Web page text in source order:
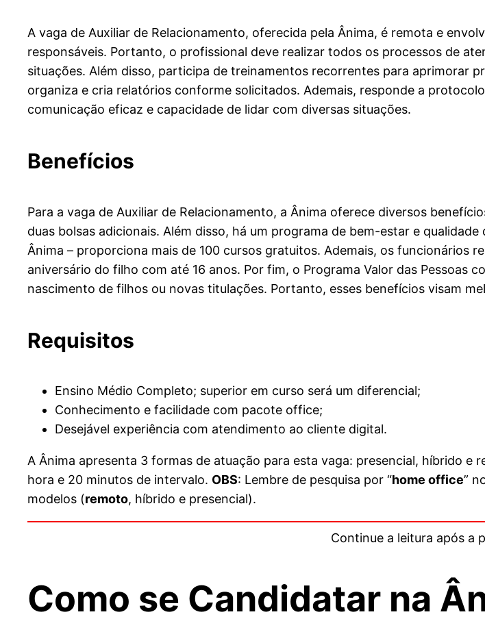
A vaga de Auxiliar de Relacionamento, oferecida pela Ânima, é remota e
responsáveis. Portanto, o profissional deve realizar todos os processos de
situações. Além disso, participa de treinamentos recorrentes para aprimorar
organiza e cria relatórios conforme solicitados. Ademais, responde a
comunicação eficaz e capacidade de lidar com diversas situações.
Benefícios
Para a vaga de Auxiliar de Relacionamento, a Ânima oferece diversos
duas bolsas adicionais. Além disso, há um programa de bem-estar e
Ânima – proporciona mais de 100 cursos gratuitos. Ademais, os funcionários
aniversário do filho com até 16 anos. Por fim, o Programa Valor das Pessoas
nascimento de filhos ou novas titulações. Portanto, esses benefícios visam
Requisitos
Ensino Médio Completo; superior em curso será um diferencial;
Conhecimento e facilidade com pacote office;
Desejável experiência com atendimento ao cliente digital.
A Ânima apresenta 3 formas de atuação para esta vaga: presencial, híbrido e
hora e 20 minutos de intervalo. OBS: Lembre de pesquisa por “home office”
modelos (remoto, híbrido e presencial).
Continue a leitura após a
Como se Candidatar na